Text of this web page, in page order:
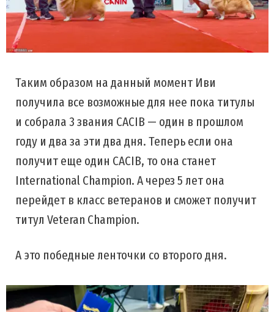
Таким образом на данный момент Иви
получила все возможные для нее пока титулы
и собрала 3 звания CACIB — один в прошлом
году и два за эти два дня. Теперь если она
получит еще один CACIB, то она станет
International Champion. А через 5 лет она
перейдет в класс ветеранов и сможет получит
титул Veteran Champion.
А это победные ленточки со второго дня.